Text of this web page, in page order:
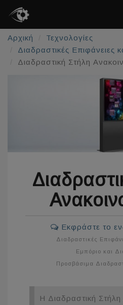
Αρχική
Τεχνολογίες
Διαδραστικές Επιφάνειες
Διαδραστική Στήλη
Εκφράστε το
Διαδραστικές
Εμπόριο και
Προσβάσιμα
Η Διαδραστική